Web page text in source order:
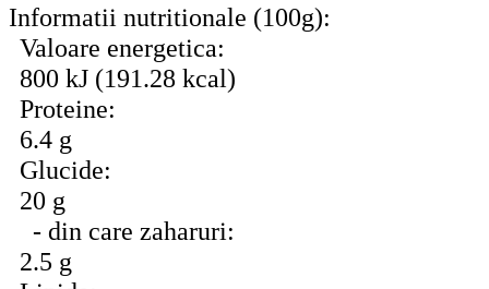
Informatii nutritionale (100g):
Valoare energetica:
800 kJ (191.28 kcal)
Proteine:
6.4 g
Glucide:
20 g
- din care zaharuri:
2.5 g